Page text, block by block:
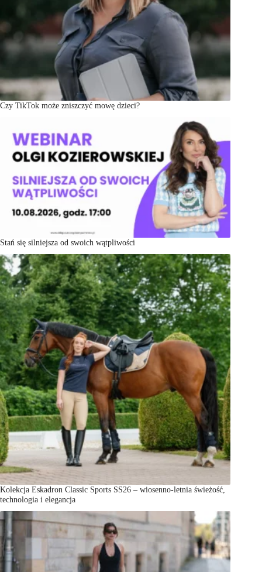
Czy TikTok może zniszczyć mowę dzieci?
Stań się silniejsza od swoich wątpliwości
Kolekcja Eskadron Classic Sports SS26 – wiosenno-letnia świeżość,
technologia i elegancja